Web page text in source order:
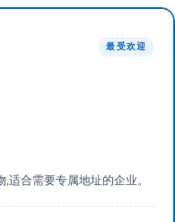
最受欢迎
适合需要专属地址的企业。